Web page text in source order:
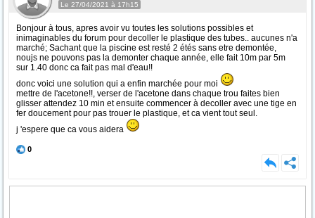
Le 27/04/2021 à 17h15
Bonjour à tous, apres avoir vu toutes les solutions possibles et
inimaginables du forum pour decoller le plastique des tubes.. aucunes n'a
marché; Sachant que la piscine est resté 2 étés sans etre demontée,
noujs ne pouvons pas la demonter chaque année, elle fait 10m par 5m
sur 1.40 donc ca fait pas mal d'eau!!
donc voici une solution qui a enfin marchée pour moi
mettre de l'acetone!!, verser de l'acetone dans chaque trou faites bien
glisser attendez 10 min et ensuite commencer à decoller avec une tige en
fer doucement pour pas trouer le plastique, et ca vient tout seul.
j 'espere que ca vous aidera
0